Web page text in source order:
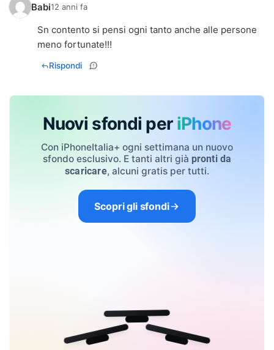
Babi12 anni fa
Sn contento si pensi ogni tanto anche alle persone
meno fortunate!!!
Rispondi
Nuovi sfondi per iPhone
Con iPhoneItalia+ ogni settimana un nuovo
sfondo esclusivo. E tanti altri già pronti da
scaricare, alcuni gratis per tutti.
Scopri gli sfondi